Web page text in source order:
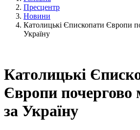
Пресцентр
Новини
Католицькі Єпископати Європи
Україну
Католицькі
Європи почергово
за Україну